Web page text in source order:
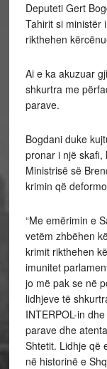
Deputeti Gert
Tahirit si ministër
rikthehen
Ai e ka akuzuar
shkurtra me
parave.
Bogdani duke
pronar i një skafi,
Ministrisë së
krimin që
“Me emërimin e
vetëm zhbëhen
krimit rikthehen
imunitet
jo më pak se në
lidhjeve të
INTERPOL-in
parave dhe
Shtetit. Lidhje që
në historinë e